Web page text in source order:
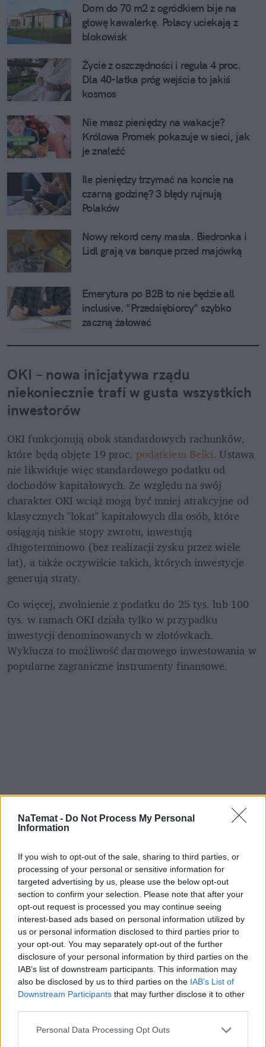
NaTemat - Do Not Process My Personal
Information
If you wish to opt-out of the sale, sharing to third parties, or
processing of your personal or sensitive information for
targeted advertising by us, please use the below opt-out
section to confirm your selection. Please note that after your
opt-out request is processed you may continue seeing
interest-based ads based on personal information utilized by
us or personal information disclosed to third parties prior to
your opt-out. You may separately opt-out of the further
disclosure of your personal information by third parties on the
IAB’s list of downstream participants. This information may
also be disclosed by us to third parties on the IAB’s List of
Downstream Participants that may further disclose it to other
Personal Data Processing Opt Outs
Dom do 70 m2 z ogródkiem bije na
głowę kawalerkę. Polacy uciekają z
blokowisk
Życie z oszczędności i reguła 4 proc.
Dla 40-latka próg wejścia to jakiś
kosmos
Nie masz pieniędzy na wakacje?
Królowa Promek pokazuje w sieci, jak
je znaleźć
Ile pieniędzy trzymać na koncie na
czarną godzinę? 3 błędy rujnują
Polaków
Nowy rekord ceny masła. Biedronka i
Lidl grają va banque przed majówką
Emerytura po B2B to nie będzie all
inclusive. "Przedsiębiorcy" szybko
zaczną żałować
OKI – nowa inicjatywa rządu
niekoniecznie trafi w gusta wszystkich
inwestorów
OKI funkcjonują obok standardowych rachunków,
które będą objęte 19 proc. podatkiem Belki. Ustawa
nie likwiduje więc standardowego podatku od
dochodów kapitałowych. Ze względu na swój
charakter OKI wciąż mogą być mniej atrakcyjne od
klasycznych "lokat" kapitałowych dla osób, które
osiągają niskie stopy zwrotu, inwestują
długoterminowo (bez realizacji zysku przez wiele
lat), a także oczywiście takich, których inwestycje
generują straty.
Co więcej, zwolnienie z podatku do 25 tys. lub 100
tys. w ramach OKI działa tylko w przypadku
inwestycji denominowanych w złotówkach.
Wyklucza to możliwość darmowego inwestowania w
popularne zagraniczne instrumenty finansowe.
Domowy obiad od podstaw bez stania
godzinami w kuchni? Sprawdziłam,